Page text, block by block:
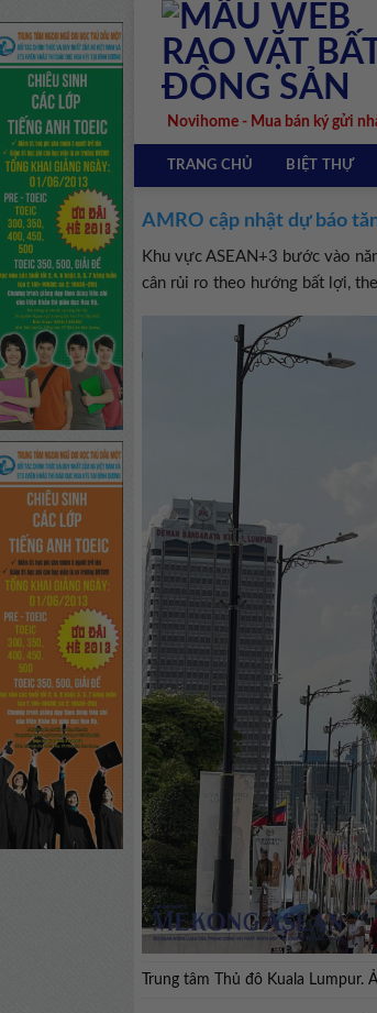
Skip
content
Novihome - Mua bán ký gửi
TRANG CHỦ BIỆT THỰ
AMRO cập nhật dự báo
Khu vực ASEAN+3 bước vào
cân rủi ro theo hướng bất lợi,
Trung tâm Thủ đô Kuala Lumpur.